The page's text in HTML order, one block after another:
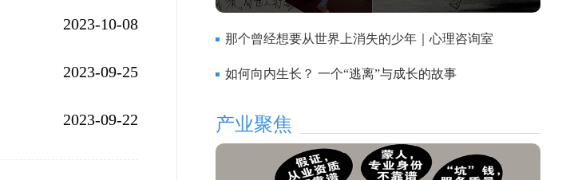
2023-10-08
2023-09-25
2023-09-22
救之路
那个曾经想要从世界上消失的少年｜心理咨询室
如何向内生长？ 一个“逃离”与成长的故事
产业聚焦